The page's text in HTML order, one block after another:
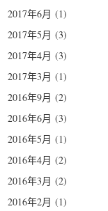
2017年6月 (1)
2017年5月 (3)
2017年4月 (3)
2017年3月 (1)
2016年9月 (2)
2016年6月 (3)
2016年5月 (1)
2016年4月 (2)
2016年3月 (2)
2016年2月 (1)